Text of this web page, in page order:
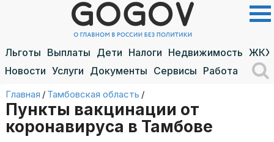
Льготы Выплаты Дети Налоги Недвижимость ЖКХ
Новости Услуги Документы Сервисы Работа
Главная / Тамбовская область /
Пункты вакцинации от
коронавируса в Тамбове